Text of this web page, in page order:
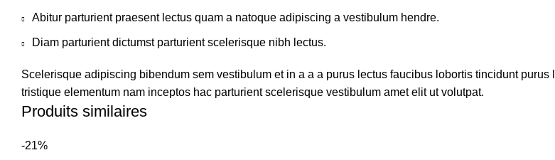
Abitur parturient praesent lectus quam a natoque adipiscing a vestibulum hendre.
Diam parturient dictumst parturient scelerisque nibh lectus.
Scelerisque adipiscing bibendum sem vestibulum et in a a a purus lectus faucibus lobortis tincidunt
tristique elementum nam inceptos hac parturient scelerisque vestibulum amet elit ut volutpat.
Produits similaires
-21%